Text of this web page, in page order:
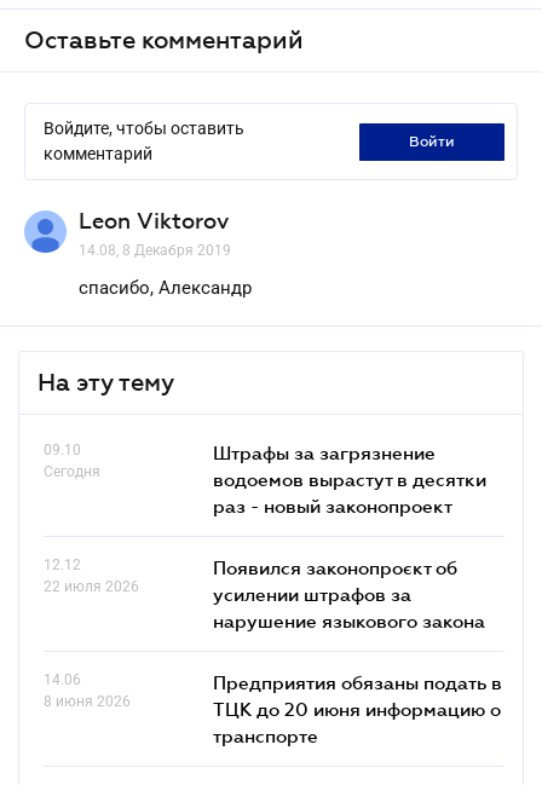
Оставьте комментарий
Войдите, чтобы оставить
комментарий
войти
Leon Viktorov
14.08, 8 Декабря 2019
спасибо, Александр
На эту тему
09.10
Сегодня
Штрафы за загрязнение
водоемов вырастут в десятки
раз - новый законопроект
12.12
22 июля 2026
Появился законопроєкт об
усилении штрафов за
нарушение языкового закона
14.06
8 июня 2026
Предприятия обязаны подать в
ТЦК до 20 июня информацию о
транспорте